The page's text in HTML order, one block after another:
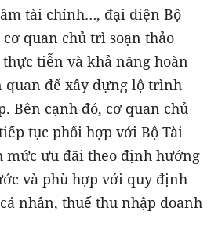
tài chính…, đại diện Bộ
quan chủ trì soạn thảo
tiễn và khả năng hoàn
để xây dựng lộ trình
Bên cạnh đó, cơ quan chủ
tục phối hợp với Bộ Tài
mức ưu đãi theo định hướng
và phù hợp với quy định
nhân, thuế thu nhập doanh